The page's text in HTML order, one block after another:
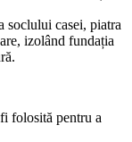
soclului casei, piatra
izolând fundația
folosită pentru a